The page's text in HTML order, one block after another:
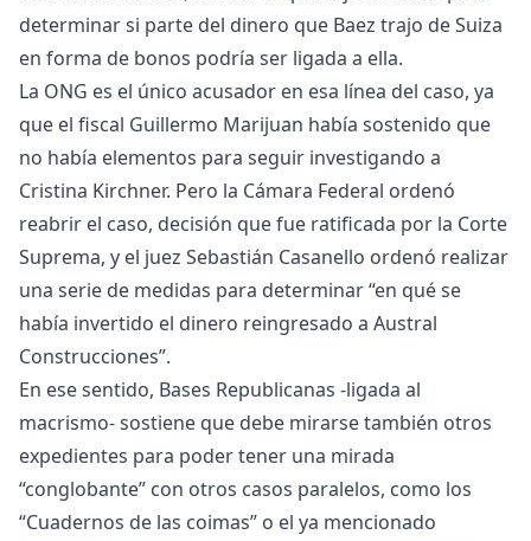
determinar si parte del dinero que Baez trajo de Suiza
en forma de bonos podría ser ligada a ella.
La ONG es el único acusador en esa línea del caso, ya
que el fiscal Guillermo Marijuan había sostenido que
no había elementos para seguir investigando a
Cristina Kirchner. Pero la Cámara Federal ordenó
reabrir el caso, decisión que fue ratificada por la Corte
Suprema, y el juez Sebastián Casanello ordenó realizar
una serie de medidas para determinar “en qué se
había invertido el dinero reingresado a Austral
Construcciones”.
En ese sentido, Bases Republicanas -ligada al
macrismo- sostiene que debe mirarse también otros
expedientes para poder tener una mirada
“conglobante” con otros casos paralelos, como los
“Cuadernos de las coimas” o el ya mencionado